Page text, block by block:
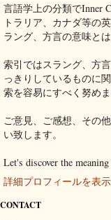
言語学上の分類でInner
トラリア、カナダ等の
ラング、方言の意味と
索引ではスラング、方
っきりしているものに
索を容易にすべく努めま
ご意見、ご感想、その
い致します。
Let's discover the
詳細プロフィールを表示
CONTACT